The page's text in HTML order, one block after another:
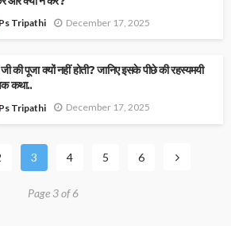
Ps Tripathi December 17, 2025
जी की पूजा क्यों नहीं होती? जानिए इसके पीछे की रहस्यमयी
कथा..
Ps Tripathi December 17, 2025
3 4 5 6
Page 3 of 6